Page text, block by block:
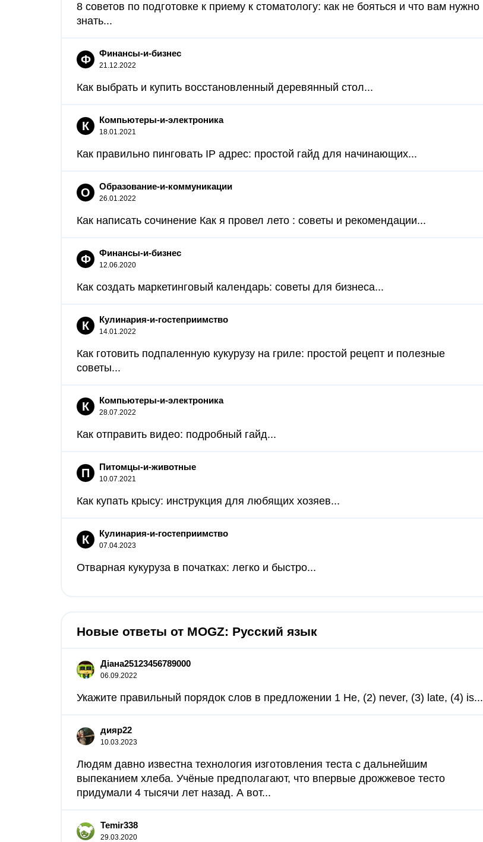
8 советов по подготовке к приему к стоматологу: как не бояться и что вам нужно
знать...
Ф Финансы-и-бизнес
21.12.2022
Как выбрать и купить восстановленный деревянный стол...
К Компьютеры-и-электроника
18.01.2021
Как правильно пинговать IP адрес: простой гайд для начинающих...
О Образование-и-коммуникации
26.01.2022
Как написать сочинение Как я провел лето : советы и рекомендации...
Ф Финансы-и-бизнес
12.06.2020
Как создать маркетинговый календарь: советы для бизнеса...
К Кулинария-и-гостеприимство
14.01.2022
Как готовить подпаленную кукурузу на гриле: простой рецепт и полезные
советы...
К Компьютеры-и-электроника
28.07.2022
Как отправить видео: подробный гайд...
П Питомцы-и-животные
10.07.2021
Как купать крысу: инструкция для любящих хозяев...
К Кулинария-и-гостеприимство
07.04.2023
Отварная кукуруза в початках: легко и быстро...
Новые ответы от MOGZ: Русский язык
Діана25123456789000
06.09.2022
Укажите правильный порядок слов в предложении 1 He, (2) never, (3) late, (4) is...
дияр22
10.03.2023
Людям давно известна технология изготовления теста с дальнейшим
выпеканием хлеба. Учёные предполагают, что впервые дрожжевое тесто
придумали 4 тысячи лет назад. А вот...
Temir338
29.03.2020